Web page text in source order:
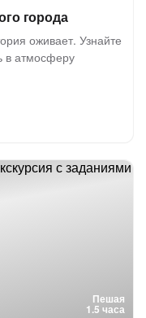
города
оживает. Узнайте
в атмосферу
Пешая
1.5 часа